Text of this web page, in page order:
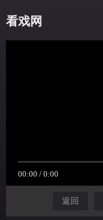
看戏网
返回